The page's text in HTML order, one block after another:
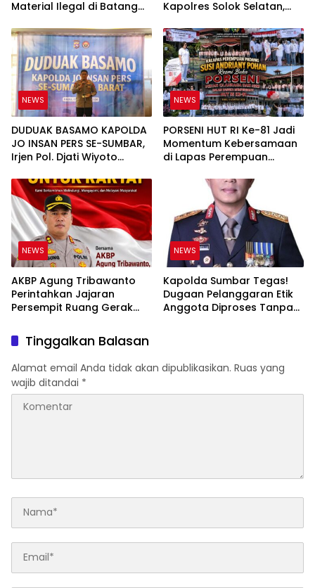
Material Ilegal di Batang
PT UHA Diminta Diselidiki
Tuntas
Kapolres Solok Selatan,
Bukan Sekadar Slogan
NEWS
DUDUAK BASAMO KAPOLDA
JO INSAN PERS SE-SUMBAR,
Irjen Pol. Djati Wiyoto
Ruang bagi Pelanggar
Hukum di Internal Polri
NEWS
PORSENI HUT RI Ke-81 Jadi
Momentum Kebersamaan
di Lapas Perempuan
NEWS
AKBP Agung Tribawanto
Perintahkan Jajaran
Persempit Ruang Gerak
Pasaman Barat
NEWS
Kapolda Sumbar Tegas!
Dugaan Pelanggaran Etik
Anggota Diproses Tanpa
Tinggalkan Balasan
Alamat email Anda tidak akan dipublikasikan. Ruas yang
wajib ditandai *